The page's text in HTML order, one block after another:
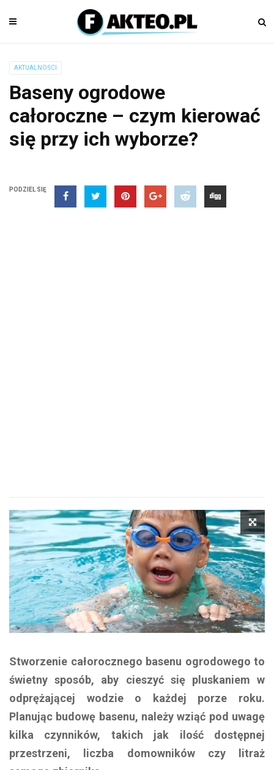
AKTUALNOŚCI
Baseny ogrodowe
całoroczne – czym kierować
się przy ich wyborze?
PODZIEL SIĘ
Stworzenie całorocznego basenu ogrodowego to
świetny sposób, aby cieszyć się pluskaniem w
odprężającej wodzie o każdej porze roku.
Planując budowę basenu, należy wziąć pod uwagę
kilka czynników, takich jak ilość dostępnej
przestrzeni, liczba domowników czy litraż